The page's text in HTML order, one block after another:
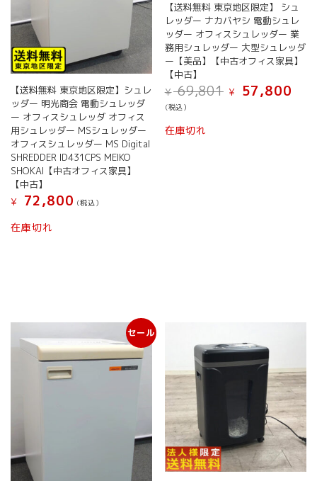
【送料無料 東京地区限定】シュレ
ッダー 明光商会 電動シュレッダ
ー オフィスシュレッダ オフィス
用シュレッダー MSシュレッダー
オフィスシュレッダー MS Digital
SHREDDER ID431CPS MEIKO
SHOKAI【中古オフィス家具】
【中古】
¥
72,800 (税込）
在庫切れ
【送料無料 東京地区限定】 シュ
レッダー ナカバヤシ 電動シュレ
ッダー オフィスシュレッダー 業
務用シュレッダー 大型シュレッダ
ー【美品】【中古オフィス家具】
【中古】
¥69,801 元
の
¥ 57,800
(税込）
在庫切れ
セール